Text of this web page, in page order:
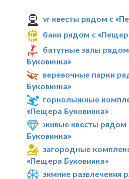
vr квесты рядом с
бани рядом с
батутные залы
Буковинка»
веревочные парки
Буковинка»
горнолыжные
«Пещера Буковинка»
живые квесты рядом
Буковинка»
загородные
«Пещера Буковинка»
зимние развлечения